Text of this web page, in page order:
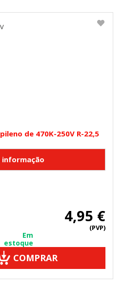
de 470K-250V R-22,5
4,95 €
(PVP)
Em
estoque
COMPRAR